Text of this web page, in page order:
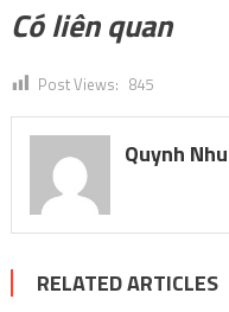
Có liên quan
Post Views: 845
Quynh Nhu
RELATED ARTICLES